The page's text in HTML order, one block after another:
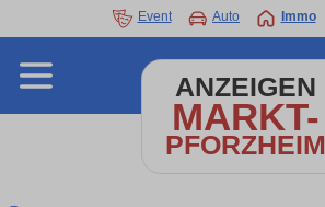
Event Auto Immo
ANZEIGEN
MARKT-
PFORZHEIM